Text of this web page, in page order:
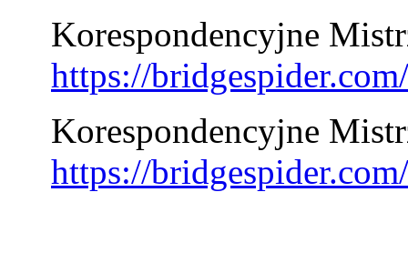
Korespondencyjne
https://
Korespondencyjne
https://